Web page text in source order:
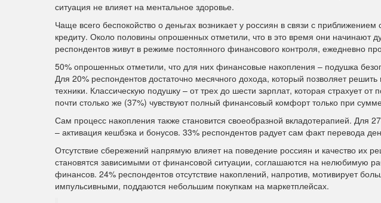
ситуация не влияет на ментальное здоровье.
Чаще всего беспокойство о деньгах возникает у россиян в связи с
кредиту. Около половины опрошенных отметили, что в это время они начинают
респондентов живут в режиме постоянного финансового контроля, ежедневно
50% опрошенных отметили, что для них финансовые накопления – подушка
Для 20% респондентов достаточно месячного дохода, который позволяет
техники. Классическую подушку – от трех до шести зарплат, которая страхует
почти столько же (37%) чувствуют полный финансовый комфорт только при
Сам процесс накопления также становится своеобразной вкладотерапией. Для
– активация кешбэка и бонусов. 33% респондентов радует сам факт перевода
Отсутствие сбережений напрямую влияет на поведение россиян и качество их
становятся зависимыми от финансовой ситуации, соглашаются на нелюбимую
финансов. 24% респондентов отсутствие накоплений, напротив, мотивирует
импульсивными, поддаются небольшим покупкам на маркетплейсах.